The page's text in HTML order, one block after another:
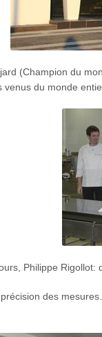
(Champion du
du monde
Philippe
des